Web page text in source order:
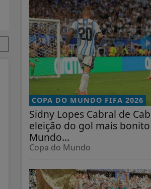
COPA DO MUNDO FIFA 2026
Sidny Lopes Cabral de
eleição do gol mais
Mundo...
Copa do Mundo